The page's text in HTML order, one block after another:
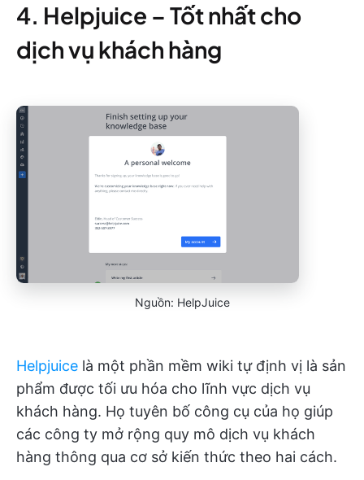
4. Helpjuice – Tốt nhất cho
dịch vụ khách hàng
Nguồn: HelpJuice
Helpjuice là một phần mềm wiki tự định vị là sản
phẩm được tối ưu hóa cho lĩnh vực dịch vụ
khách hàng. Họ tuyên bố công cụ của họ giúp
các công ty mở rộng quy mô dịch vụ khách
hàng thông qua cơ sở kiến thức theo hai cách.